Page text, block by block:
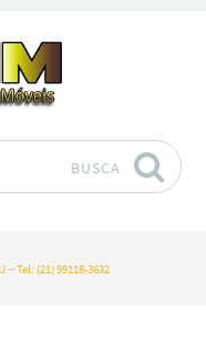
BUSCA
Tel: (21) 99118-3632